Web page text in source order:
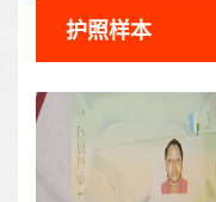
护照样本